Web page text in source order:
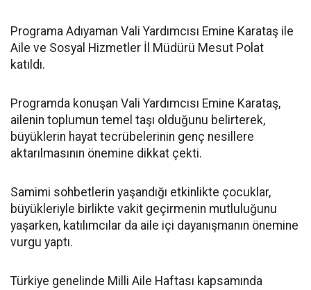
Programa Adıyaman Vali Yardımcısı Emine Karataş ile
Aile ve Sosyal Hizmetler İl Müdürü Mesut Polat
katıldı.
Programda konuşan Vali Yardımcısı Emine Karataş,
ailenin toplumun temel taşı olduğunu belirterek,
büyüklerin hayat tecrübelerinin genç nesillere
aktarılmasının önemine dikkat çekti.
Samimi sohbetlerin yaşandığı etkinlikte çocuklar,
büyükleriyle birlikte vakit geçirmenin mutluluğunu
yaşarken, katılımcılar da aile içi dayanışmanın önemine
vurgu yaptı.
Türkiye genelinde Milli Aile Haftası kapsamında